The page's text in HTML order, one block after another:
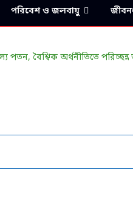
পরিবেশ ও জলবায়ু